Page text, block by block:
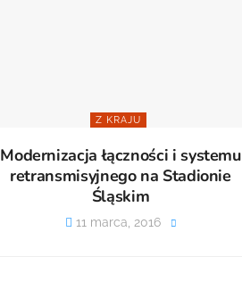
Z KRAJU
Modernizacja łączności i systemu
retransmisyjnego na Stadionie
Śląskim
11 marca, 2016